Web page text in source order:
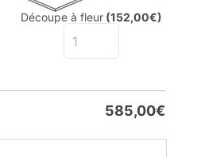
Découpe à fleur (152,00€)
585,00€